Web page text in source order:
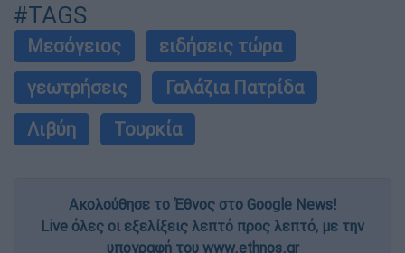
#TAGS
Μεσόγειος
ειδήσεις τώρα
γεωτρήσεις
Γαλάζια Πατρίδα
Λιβύη
Τουρκία
Ακολούθησε το Έθνος στο Google News!
Live όλες οι εξελίξεις λεπτό προς λεπτό, με την
υπογραφή του www.ethnos.gr